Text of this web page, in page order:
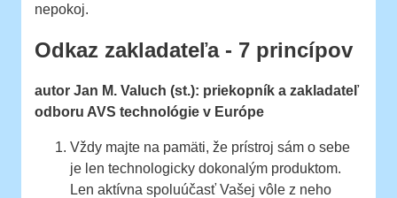
nepokoj.
Odkaz zakladateľa - 7 princípov
autor Jan M. Valuch (st.): priekopník a zakladateľ
odboru AVS technológie v Európe
Vždy majte na pamäti, že prístroj sám o sebe
je len technologicky dokonalým produktom.
Len aktívna spoluúčasť Vašej vôle z neho